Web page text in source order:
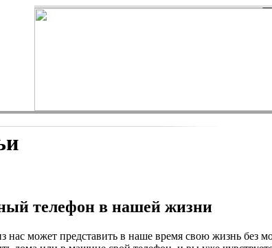
телефон в нашей жизни
нас может представить в наше время свою жизнь без